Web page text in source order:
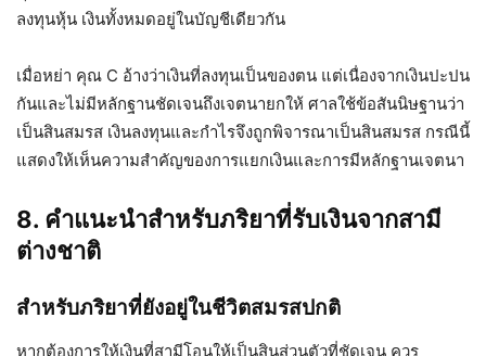
ลงทุนหุ้น เงินทั้งหมดอยู่ในบัญชีเดียวกัน
เมื่อหย่า คุณ C อ้างว่าเงินที่ลงทุนเป็นของตน แต่เนื่องจากเงินปะปน
กันและไม่มีหลักฐานชัดเจนถึงเจตนายกให้ ศาลใช้ข้อสันนิษฐานว่า
เป็นสินสมรส เงินลงทุนและกำไรจึงถูกพิจารณาเป็นสินสมรส กรณีนี้
แสดงให้เห็นความสำคัญของการแยกเงินและการมีหลักฐานเจตนา
8. คำแนะนำสำหรับภริยาที่รับเงินจากสามี
ต่างชาติ
สำหรับภริยาที่ยังอยู่ในชีวิตสมรสปกติ
หากต้องการให้เงินที่สามีโอนให้เป็นสินส่วนตัวที่ชัดเจน ควร